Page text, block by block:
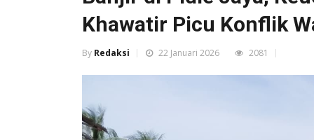
Khawatir Picu Konflik
By Redaksi 22 Januari 2026 2081